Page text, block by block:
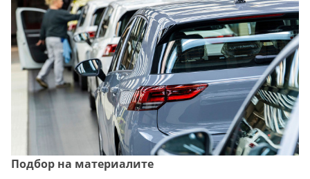
Подбор на материалите